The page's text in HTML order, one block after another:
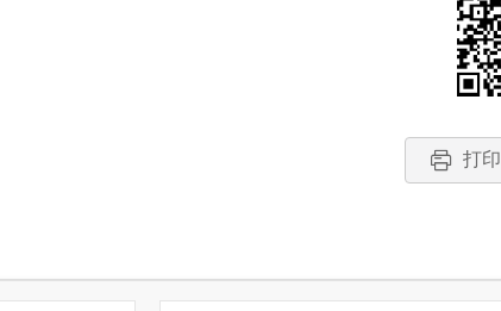
打印